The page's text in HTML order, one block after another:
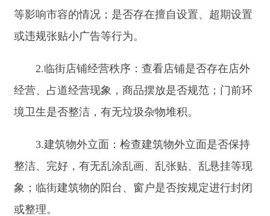
审批手续，结构是否稳固，拆除期限是否明确；严
禁企业私自搭建永久性违法建筑用于经营。
1.油烟净化设施安装情况：是否按照规定安装
符合标准的油烟净化设施；安装的设施型号、规格
行，有无闲置、损坏等情况；运行过程中是否存在
异常噪音、漏油等问题。